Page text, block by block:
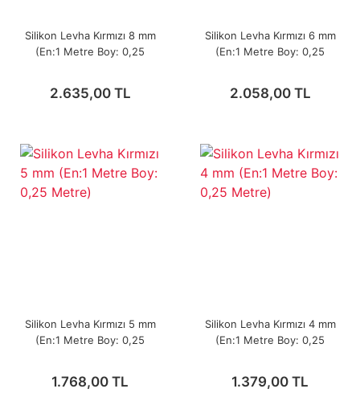
Silikon Levha Kırmızı 8 mm
(En:1 Metre Boy: 0,25
2.635,00 TL
Silikon Levha Kırmızı 6 mm
(En:1 Metre Boy: 0,25
2.058,00 TL
Silikon Levha Kırmızı 5 mm
(En:1 Metre Boy: 0,25
1.768,00 TL
Silikon Levha Kırmızı 4 mm
(En:1 Metre Boy: 0,25
1.379,00 TL